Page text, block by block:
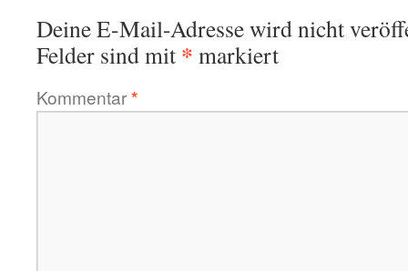
Deine E-Mail-Adresse wird nicht
Felder sind mit * markiert
Kommentar*